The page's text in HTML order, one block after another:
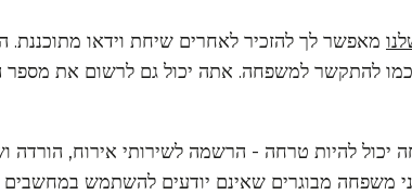
מאפשר לך להזכיר לאחרים שיחת וידאו מתוכננת.
כמו להתקשר למשפחה. אתה יכול גם לרשום את מספר
יכול להיות טרחה - הרשמה לשירותי אירוח, הורדה
משפחה מבוגרים שאינם יודעים להשתמש